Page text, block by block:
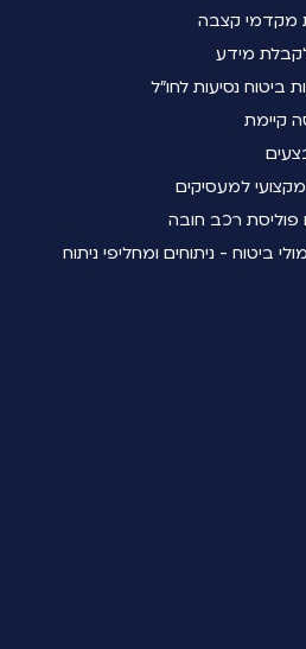
מקדמי קצבה
לקבלת מידע
ביטוח נסיעות לחו"ל
קיימת
למעסיקים
פוליסת רכב חובה
ביטוח - ניתוחים ומחליפי ניתוח